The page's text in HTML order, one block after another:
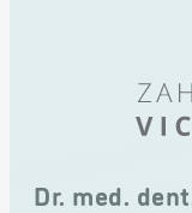
Dr. med.